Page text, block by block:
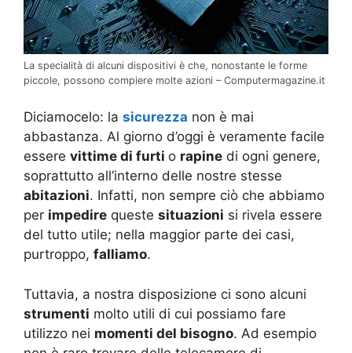
La specialità di alcuni dispositivi è che, nonostante le forme
piccole, possono compiere molte azioni – Computermagazine.it
Diciamocelo: la sicurezza non è mai
abbastanza. Al giorno d’oggi è veramente facile
essere vittime di furti o rapine di ogni genere,
soprattutto all’interno delle nostre stesse
abitazioni. Infatti, non sempre ciò che abbiamo
per impedire queste situazioni si rivela essere
del tutto utile; nella maggior parte dei casi,
purtroppo, falliamo.
Tuttavia, a nostra disposizione ci sono alcuni
strumenti molto utili di cui possiamo fare
utilizzo nei momenti del bisogno. Ad esempio